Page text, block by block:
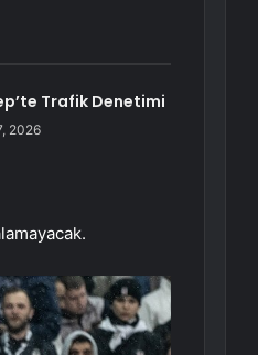
Trafik Denetimi
2026